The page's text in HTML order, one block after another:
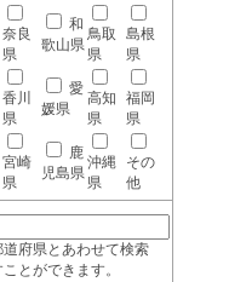
奈良
県
和
歌山県
鳥取
県
島根
県
香川
県
愛
媛県
高知
県
福岡
県
宮崎
県
鹿
児島県
沖縄
県
その
他
府県とあわせて検索
とができます。